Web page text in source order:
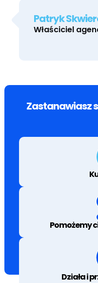
Patryk
Właściciel
Zastanawiasz
Pomożemy
Działa i